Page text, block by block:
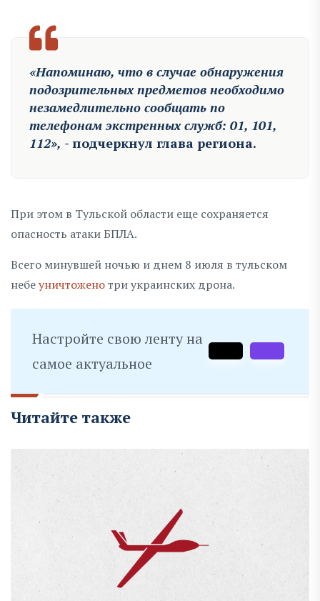
«Напоминаю, что в случае обнаружения
подозрительных предметов необходимо
незамедлительно сообщать по
телефонам экстренных служб: 01, 101,
112», - подчеркнул глава региона.
При этом в Тульской области еще сохраняется
опасность атаки БПЛА.
Всего минувшей ночью и днем 8 июля в тульском
небеуничтоженотри украинских дрона.
Настройте свою ленту на
самое актуальное
Читайте также